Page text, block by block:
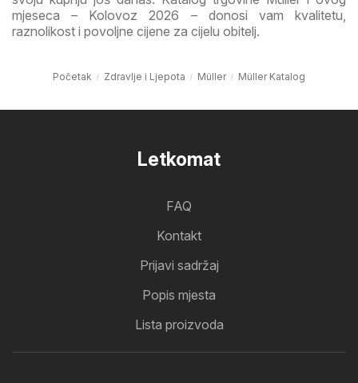
mjeseca – Kolovoz 2026 – donosi vam kvalitetu,
raznolikost i povoljne cijene za cijelu obitelj.
Početak Zdravlje i Ljepota Müller Müller Katalog
Letkomat
FAQ
Kontakt
Prijavi sadržaj
Popis mjesta
Lista proizvoda